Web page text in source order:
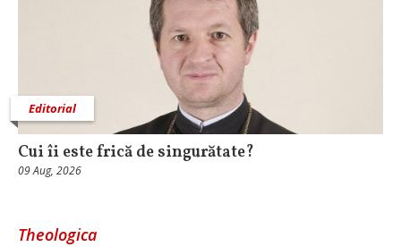
Editorial
Cui îi este frică de singurătate?
09 Aug, 2026
Theologica